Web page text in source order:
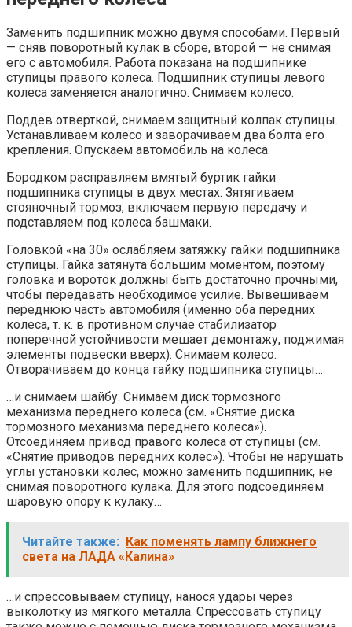
Заменить подшипник можно двумя способами. Первый
— сняв поворотный кулак в сборе, второй — не снимая
его с автомобиля. Работа показана на подшипнике
ступицы правого колеса. Подшипник ступицы левого
колеса заменяется аналогично. Снимаем колесо.
Поддев отверткой, снимаем защитный колпак ступицы.
Устанавливаем колесо и заворачиваем два болта его
крепления. Опускаем автомобиль на колеса.
Бородком расправляем вмятый буртик гайки
подшипника ступицы в двух местах. Зятягиваем
стояночный тормоз, включаем первую передачу и
подставляем под колеса башмаки.
Головкой «на 30» ослабляем затяжку гайки подшипника
ступицы. Гайка затянута большим моментом, поэтому
головка и вороток должны быть достаточно прочными,
чтобы передавать необходимое усилие. Вывешиваем
переднюю часть автомобиля (именно оба передних
колеса, т. к. в противном случае стабилизатор
поперечной устойчивости мешает демонтажу, поджимая
элементы подвески вверх). Снимаем колесо.
Отворачиваем до конца гайку подшипника ступицы…
…и снимаем шайбу. Снимаем диск тормозного
механизма переднего колеса (см. «Снятие диска
тормозного механизма переднего колеса»).
Отсоединяем привод правого колеса от ступицы (см.
«Снятие приводов передних колес»). Чтобы не нарушать
углы установки колес, можно заменить подшипник, не
снимая поворотного кулака. Для этого подсоединяем
шаровую опору к кулаку…
Читайте также:
Как поменять лампу ближнего
света на ЛАДА «Калина»
…и спрессовываем ступицу, нанося удары через
выколотку из мягкого металла. Спрессовать ступицу